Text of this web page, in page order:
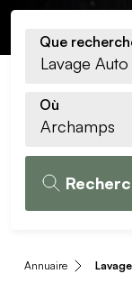
Que
Où
Annuaire